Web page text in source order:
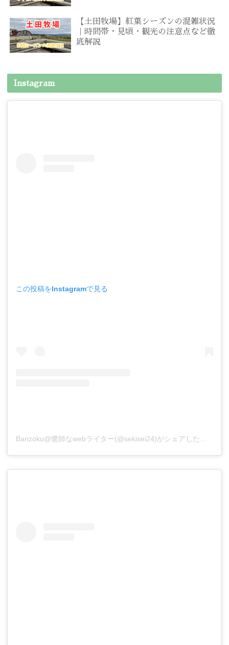
【土田牧場】紅葉シーズンの混雑状況
｜時間帯・見頃・観光の注意点など徹
底解説
Instagram
この投稿をInstagramで見る